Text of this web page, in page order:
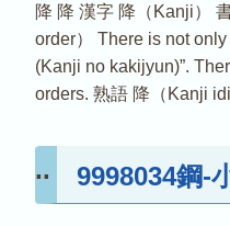
降 降 漢字 降（Kanji）
order） There is not
(Kanji no kakijyun)”.
orders. 熟語 降（Kanji
9998034鋼-